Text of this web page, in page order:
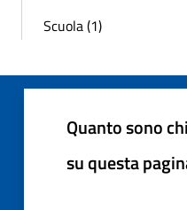
Scuola (1)
Quanto sono
su questa